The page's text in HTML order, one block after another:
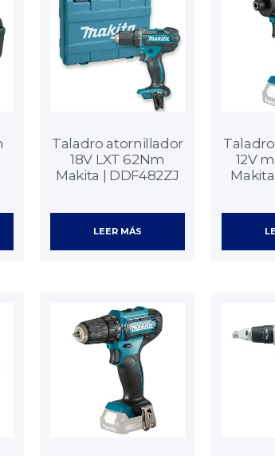
Taladro atornillador
18V LXT 62Nm
Makita | DDF482ZJ
LEER MÁS
12V